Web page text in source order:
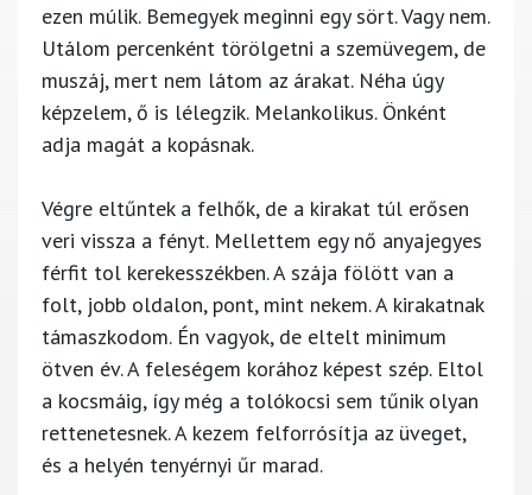
ezen múlik. Bemegyek meginni egy sört. Vagy nem.
Utálom percenként törölgetni a szemüvegem, de
muszáj, mert nem látom az árakat. Néha úgy
képzelem, ő is lélegzik. Melankolikus. Önként
adja magát a kopásnak.
Végre eltűntek a felhők, de a kirakat túl erősen
veri vissza a fényt. Mellettem egy nő anyajegyes
férfit tol kerekesszékben. A szája fölött van a
folt, jobb oldalon, pont, mint nekem. A kirakatnak
támaszkodom. Én vagyok, de eltelt minimum
ötven év. A feleségem korához képest szép. Eltol
a kocsmáig, így még a tolókocsi sem tűnik olyan
rettenetesnek. A kezem felforrósítja az üveget,
és a helyén tenyérnyi űr marad.